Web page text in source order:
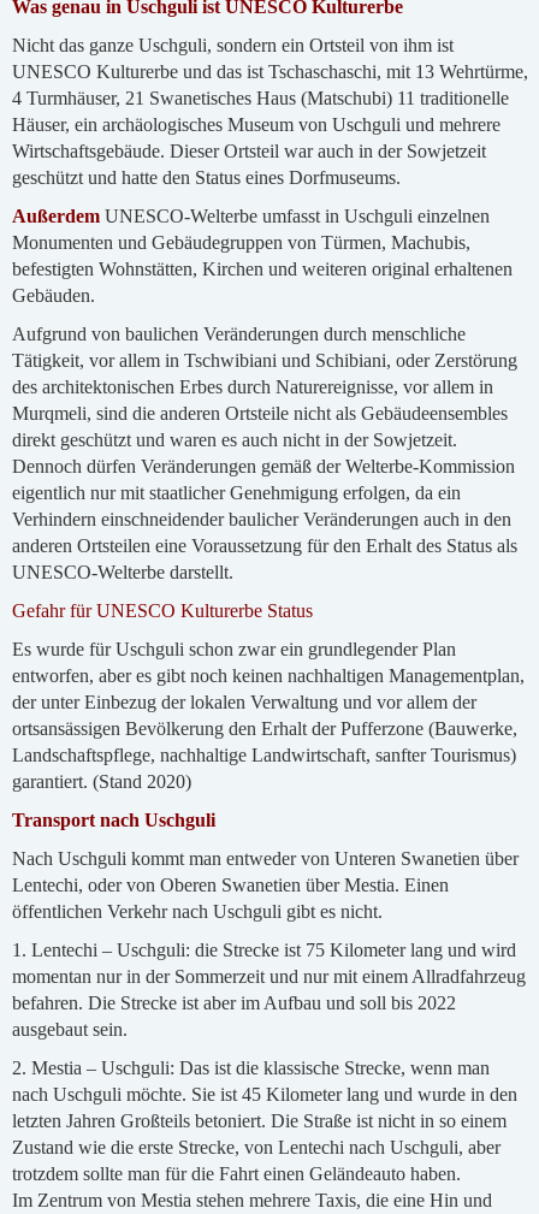
Was genau in Uschguli ist UNESCO Kulturerbe
Nicht das ganze Uschguli, sondern ein Ortsteil von ihm ist
UNESCO Kulturerbe und das ist Tschaschaschi, mit 13 Wehrtürme,
4 Turmhäuser, 21 Swanetisches Haus (Matschubi) 11 traditionelle
Häuser, ein archäologisches Museum von Uschguli und mehrere
Wirtschaftsgebäude. Dieser Ortsteil war auch in der Sowjetzeit
geschützt und hatte den Status eines Dorfmuseums.
Außerdem UNESCO-Welterbe umfasst in Uschguli einzelnen
Monumenten und Gebäudegruppen von Türmen, Machubis,
befestigten Wohnstätten, Kirchen und weiteren original erhaltenen
Gebäuden.
Aufgrund von baulichen Veränderungen durch menschliche
Tätigkeit, vor allem in Tschwibiani und Schibiani, oder Zerstörung
des architektonischen Erbes durch Naturereignisse, vor allem in
Murqmeli, sind die anderen Ortsteile nicht als Gebäudeensembles
direkt geschützt und waren es auch nicht in der Sowjetzeit.
Dennoch dürfen Veränderungen gemäß der Welterbe-Kommission
eigentlich nur mit staatlicher Genehmigung erfolgen, da ein
Verhindern einschneidender baulicher Veränderungen auch in den
anderen Ortsteilen eine Voraussetzung für den Erhalt des Status als
UNESCO-Welterbe darstellt.
Gefahr für UNESCO Kulturerbe Status
Es wurde für Uschguli schon zwar ein grundlegender Plan
entworfen, aber es gibt noch keinen nachhaltigen Managementplan,
der unter Einbezug der lokalen Verwaltung und vor allem der
ortsansässigen Bevölkerung den Erhalt der Pufferzone (Bauwerke,
Landschaftspflege, nachhaltige Landwirtschaft, sanfter Tourismus)
garantiert. (Stand 2020)
Transport nach Uschguli
Nach Uschguli kommt man entweder von Unteren Swanetien über
Lentechi, oder von Oberen Swanetien über Mestia. Einen
öffentlichen Verkehr nach Uschguli gibt es nicht.
1. Lentechi – Uschguli: die Strecke ist 75 Kilometer lang und wird
momentan nur in der Sommerzeit und nur mit einem Allradfahrzeug
befahren. Die Strecke ist aber im Aufbau und soll bis 2022
ausgebaut sein.
2. Mestia – Uschguli: Das ist die klassische Strecke, wenn man
nach Uschguli möchte. Sie ist 45 Kilometer lang und wurde in den
letzten Jahren Großteils betoniert. Die Straße ist nicht in so einem
Zustand wie die erste Strecke, von Lentechi nach Uschguli, aber
trotzdem sollte man für die Fahrt einen Geländeauto haben.
Im Zentrum von Mestia stehen mehrere Taxis, die eine Hin und